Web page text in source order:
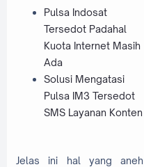
Pulsa Indosat
Tersedot Padahal
Kuota Internet Masih
Ada
Solusi Mengatasi
Pulsa IM3 Tersedot
SMS Layanan Konten
Jelas ini hal yang aneh